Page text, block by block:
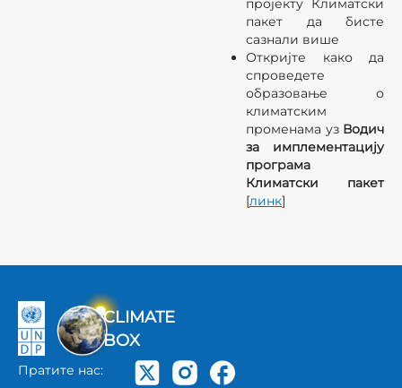
пројекту Климатски
пакет да бисте
сазнали више
Откријте како да
спроведете
образовање о
климатским
променама уз Водич
за имплементацију
програма
Климатски пакет
[линк]
CLIMATE
BOX
Пратите нас: